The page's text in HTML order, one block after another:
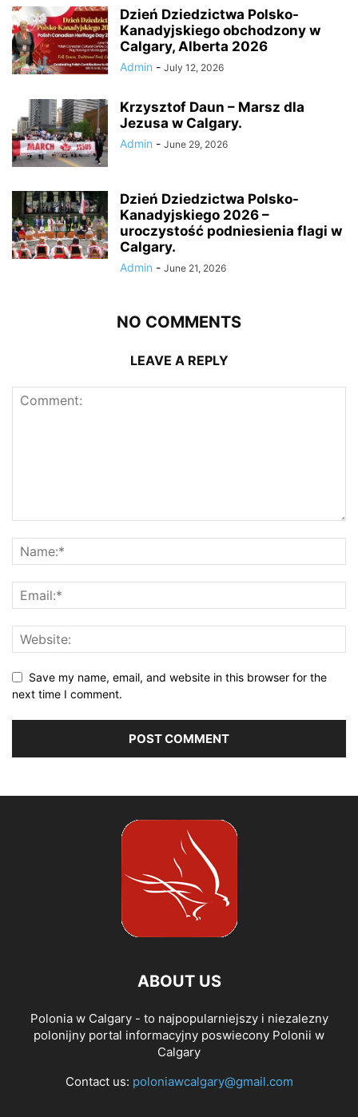
Dzień Dziedzictwa Polsko-
Kanadyjskiego obchodzony w
Calgary, Alberta 2026
Admin - July 12, 2026
Krzysztof Daun – Marsz dla
Jezusa w Calgary.
Admin - June 29, 2026
Dzień Dziedzictwa Polsko-
Kanadyjskiego 2026 –
uroczystość podniesienia flagi w
Calgary.
Admin - June 21, 2026
NO COMMENTS
LEAVE A REPLY
Save my name, email, and website in this browser for the
next time I comment.
ABOUT US
Polonia w Calgary - to najpopularniejszy i niezalezny
polonijny portal informacyjny poswiecony Polonii w
Calgary
Contact us: poloniawcalgary@gmail.com